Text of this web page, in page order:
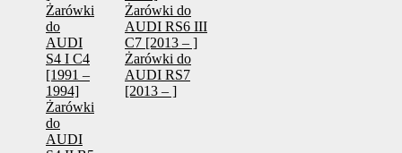
Żarówki
do
AUDI
S4 I C4
[1991 –
1994]
Żarówki
do
AUDI
Żarówki do
AUDI RS6 III
C7 [2013 – ]
Żarówki do
AUDI RS7
[2013 – ]